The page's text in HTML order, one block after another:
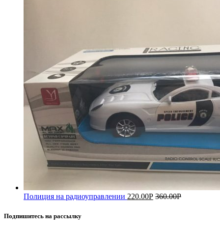
Полиция на радиоуправлении 220.00Р 360.00Р
Подпишитесь на рассылку